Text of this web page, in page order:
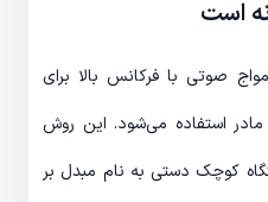
است
صوتی با فرکانس بالا برای
مادر استفاده می‌شود. این روش
کوچک دستی به نام مبدل بر